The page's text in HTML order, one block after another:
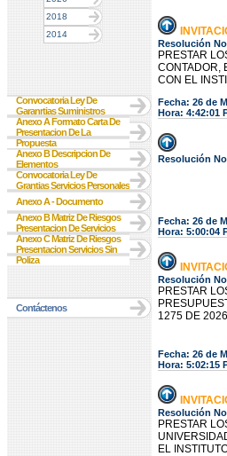
2018
2014
Convocatoria Ley De
Garanrtias Suministros
Anexo A Formato Carta De
Presentacion De La
Propuesta
Anexo B Descripcion De
Elementos
Convocatoria Ley De
Grantias Servicios Personales
Anexo A - Documento
Anexo B Matriz De Riesgos
Presentacion De Servicios
Anexo C Matriz De Riesgos
Presentacion Servicios Sin
Poliza
Contáctenos
Resolución
PRESTAR
CONTADOR,
CON EL
Fecha: 26 de
Hora: 4:42:01
Resolución
Fecha: 26 de
Hora: 5:00:04
Resolución
PRESTAR
1275 DE
Fecha: 26 de
Hora: 5:02:15
Resolución
PRESTAR
EL